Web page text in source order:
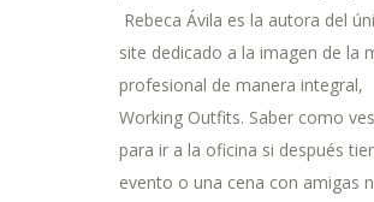
Rebeca Ávila es la autora del
site dedicado a la imagen de la
profesional de manera integral,
Working Outfits. Saber como
para ir a la oficina si después
evento o una cena con amigas